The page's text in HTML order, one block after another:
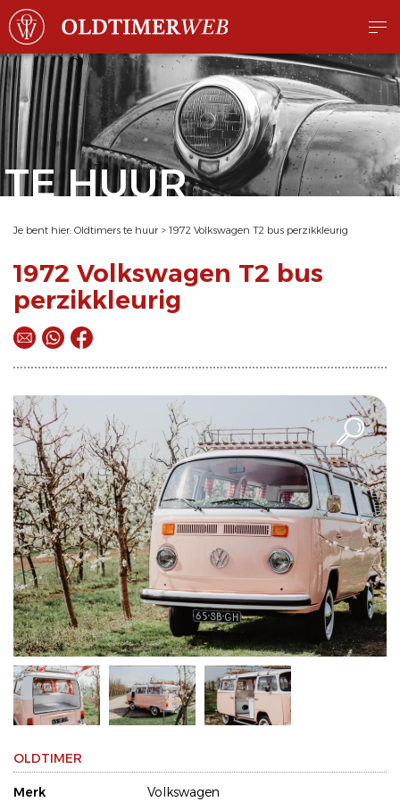
TE HUUR
Je bent hier: Oldtimers te huur > 1972 Volkswagen T2 bus perzikkleurig
1972 Volkswagen T2 bus
perzikkleurig
OLDTIMER
Merk
Volkswagen